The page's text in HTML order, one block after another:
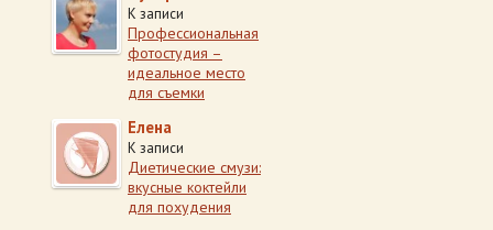
К записи
Профессиональная
фотостудия –
идеальное место
для съемки
Елена
К записи
Диетические смузи:
вкусные коктейли
для похудения